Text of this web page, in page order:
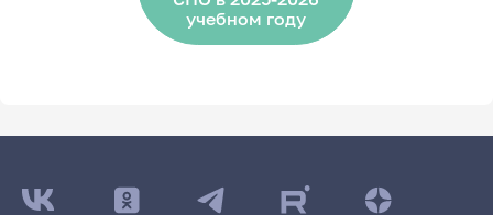
учебном году